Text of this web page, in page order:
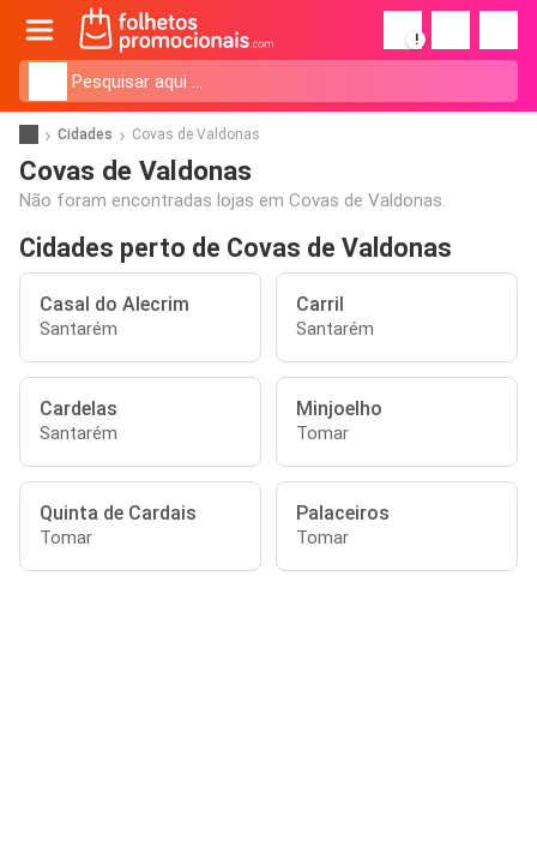
!
Cidades Covas de Valdonas
Covas de Valdonas
Não foram encontradas lojas em Covas de Valdonas.
Cidades perto de Covas de Valdonas
Casal do Alecrim
Santarém
Carril
Santarém
Cardelas
Santarém
Minjoelho
Tomar
Quinta de Cardais
Tomar
Palaceiros
Tomar